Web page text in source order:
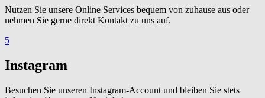
Nutzen Sie unsere Online Services bequem von zuhause aus oder
nehmen Sie gerne direkt Kontakt zu uns auf.
5
Instagram
Besuchen Sie unseren Instagram-Account und bleiben Sie stets